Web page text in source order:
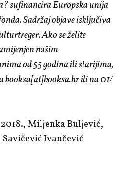
sufinancira Europska unija
Sadržaj objave isključiva
Ako se želite
našim
od 55 godina ili starijima,
booksa[at]booksa.hr ili na 01/
Miljenka Buljević,
Ivančević